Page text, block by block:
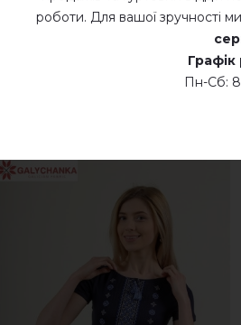
Суха хімчистка
Сушити у
роботи. Для вашої зручності ми
Пн-Сб: